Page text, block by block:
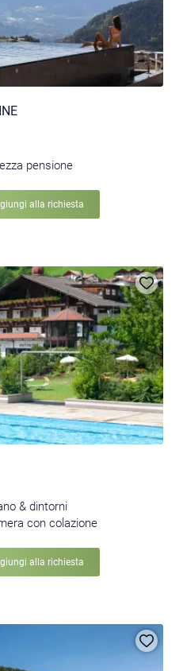
pensione
alla richiesta
& dintorni
con colazione
alla richiesta